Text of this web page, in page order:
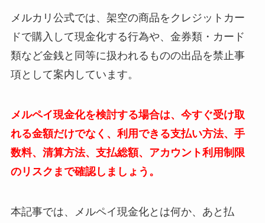
メルカリ公式では、架空の商品をクレジットカー
ドで購入して現金化する行為や、金券類・カード
類など金銭と同等に扱われるものの出品を禁止事
項として案内しています。
メルペイ現金化を検討する場合は、今すぐ受け取
れる金額だけでなく、利用できる支払い方法、手
数料、清算方法、支払総額、アカウント利用制限
のリスクまで確認しましょう。
本記事では、メルペイ現金化とは何か、あと払